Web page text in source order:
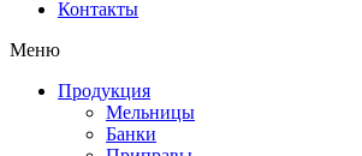
Контакты
Меню
Продукция
Мельницы
Банки